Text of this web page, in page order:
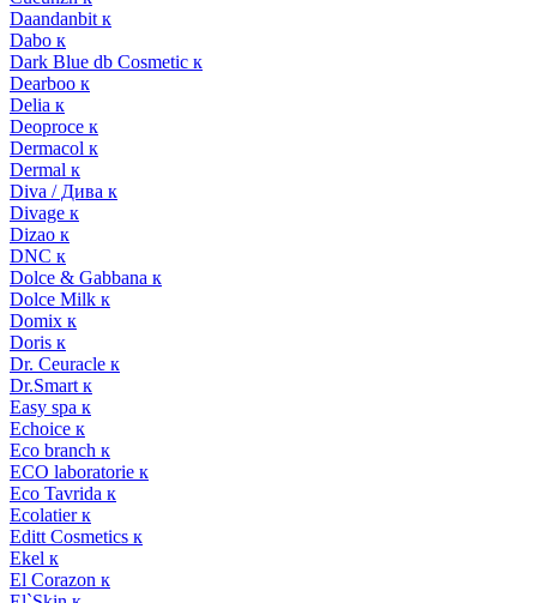
Daandanbit к
Dabo к
Dark Blue db Cosmetic к
Dearboo к
Delia к
Deoproce к
Dermacol к
Dermal к
Diva / Дива к
Divage к
Dizao к
DNC к
Dolce & Gabbana к
Dolce Milk к
Domix к
Doris к
Dr. Ceuracle к
Dr.Smart к
Easy spa к
Echoice к
Eco branch к
ECO laboratorie к
Eco Tavrida к
Ecolatier к
Editt Cosmetics к
Ekel к
El Corazon к